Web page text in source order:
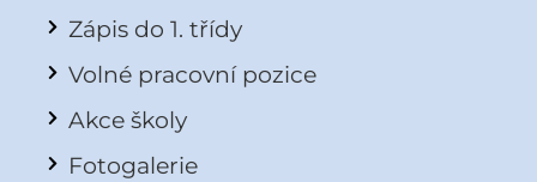
Zápis do 1. třídy
Volné pracovní pozice
Akce školy
Fotogalerie